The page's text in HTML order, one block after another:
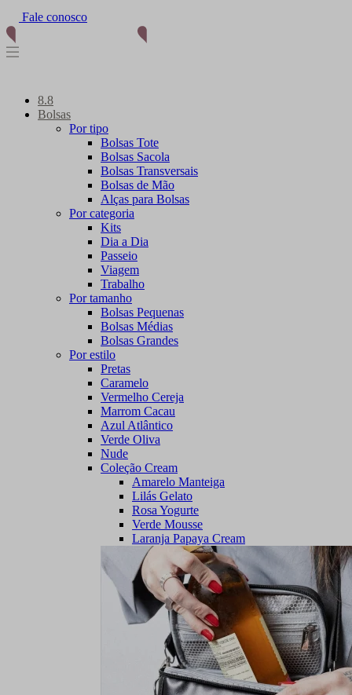
(11) 96012-2976
Fale conosco
8.8
Bolsas
Por tipo
Bolsas Tote
Bolsas Sacola
Bolsas Transversais
Bolsas de Mão
Alças para Bolsas
Por categoria
Kits
Dia a Dia
Passeio
Viagem
Trabalho
Por tamanho
Bolsas Pequenas
Bolsas Médias
Bolsas Grandes
Por estilo
Pretas
Caramelo
Vermelho Cereja
Marrom Cacau
Azul Atlântico
Verde Oliva
Nude
Coleção Cream
Amarelo Manteiga
Lilás Gelato
Rosa Yogurte
Verde Mousse
Laranja Papaya Cream